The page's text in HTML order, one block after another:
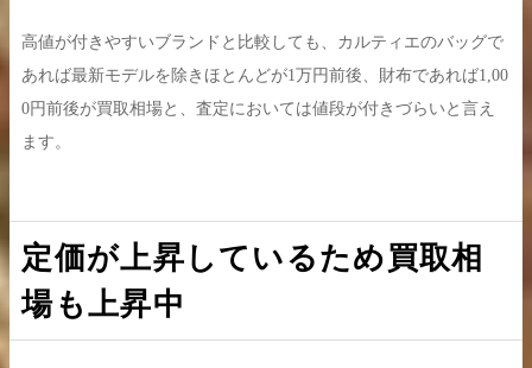
高値が付きやすいブランドと比較しても、カルティエのバッグで
あれば最新モデルを除きほとんどが1万円前後、財布であれば1,00
0円前後が買取相場と、査定においては値段が付きづらいと言え
ます。
定価が上昇しているため買取相
場も上昇中